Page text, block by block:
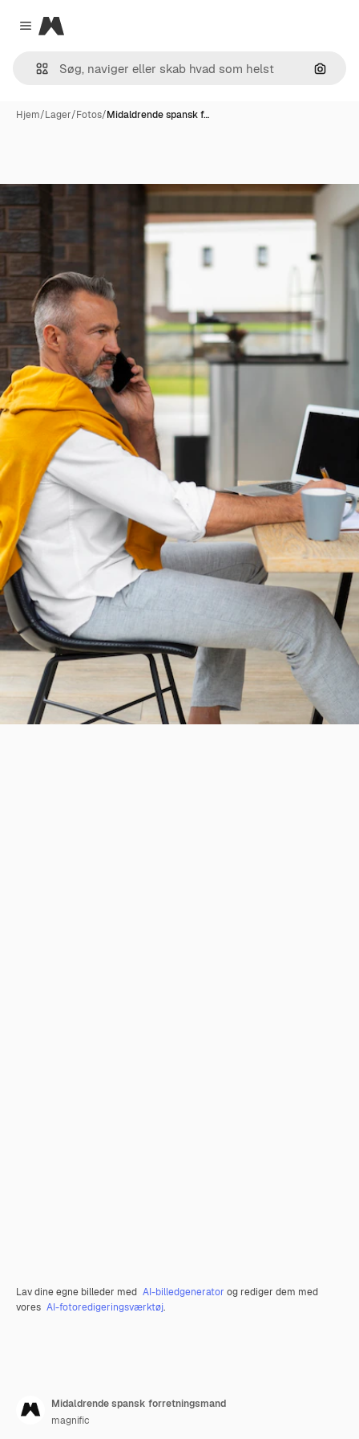
Close menu
Magnific
Søg
Hjem/Lager/Fotos/Midaldrende spansk f…
Lav dine egne billeder med AI-billedgenerator og rediger dem med
vores AI-fotoredigeringsværktøj.
Midaldrende spansk forretningsmand
magnific